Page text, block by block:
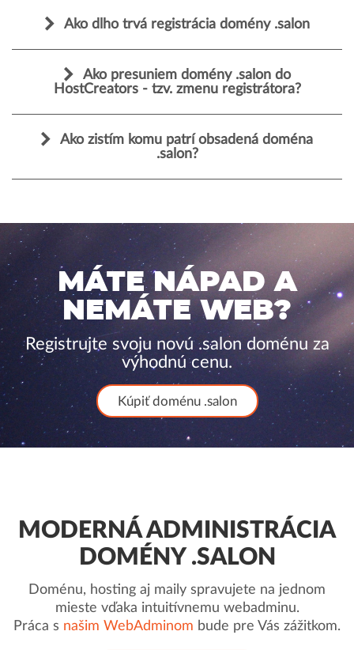
Ako dlho trvá registrácia domény .salon
Ako presuniem domény .salon do
HostCreators - tzv. zmenu registrátora?
Ako zistím komu patrí obsadená doména
.salon?
MÁTE NÁPAD A
NEMÁTE WEB?
Registrujte svoju novú .salon doménu za
výhodnú cenu.
Kúpiť doménu .salon
MODERNÁ ADMINISTRÁCIA
DOMÉNY .SALON
Doménu, hosting aj maily spravujete na jednom
mieste vďaka intuitívnemu webadminu.
Práca s našim WebAdminom bude pre Vás zážitkom.